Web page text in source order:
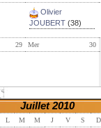
Olivier
JOUBERT (38)
29 30
Mer
Juillet 2010
L M M J V S
D